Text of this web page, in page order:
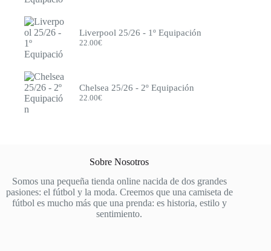
Mallorca
Manchester City
Manchester United
México
Milán
Mónaco
Monterrey
Napoli
Newcastle
Nottingham Forest
Olympique de Marsella
Porto
Portugal
PSG
Liverpool 25/26 - 1º Equipación
22.00€
Chelsea 25/26 - 2º Equipación
22.00€
Sobre Nosotros
Somos una pequeña tienda online nacida de dos grandes
pasiones: el fútbol y la moda. Creemos que una camiseta de
fútbol es mucho más que una prenda: es historia, estilo y
sentimiento.